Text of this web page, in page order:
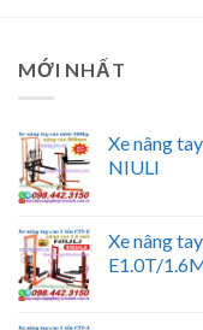
MỚI NHẤT
Xe nâng
NIULI
Xe nâng
E1.0T/